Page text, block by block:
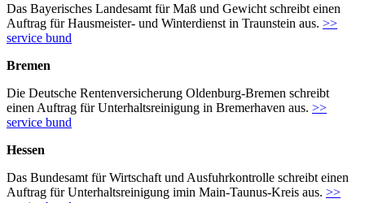
Das Bayerisches Landesamt für Maß und Gewicht schreibt einen
Auftrag für Hausmeister- und Winterdienst in Traunstein aus. >>
service bund
Bremen
Die Deutsche Rentenversicherung Oldenburg-Bremen schreibt
einen Auftrag für Unterhaltsreinigung in Bremerhaven aus. >>
service bund
Hessen
Das Bundesamt für Wirtschaft und Ausfuhrkontrolle schreibt einen
Auftrag für Unterhaltsreinigung imin Main-Taunus-Kreis aus. >>